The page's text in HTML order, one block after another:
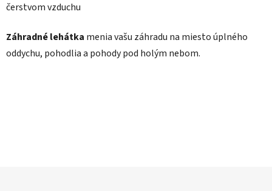
čerstvom vzduchu
Záhradné lehátka menia vašu záhradu na miesto úplného
oddychu, pohodlia a pohody pod holým nebom.